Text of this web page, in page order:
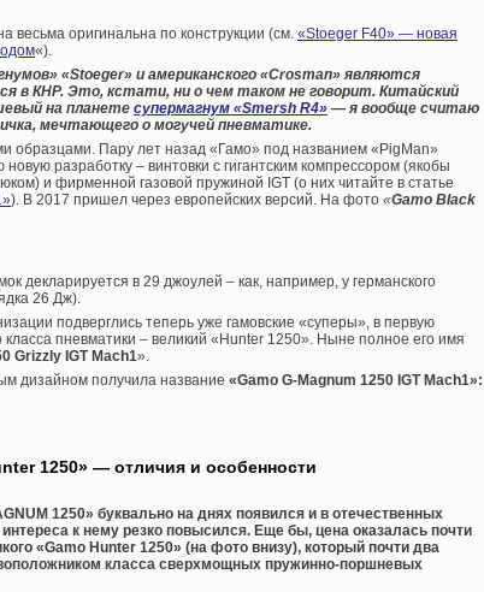
весьма оригинальна по конструкции (см. «Stoeger F40» — новая
«).
«Stoeger» и американского «Crosman» являются
в КНР. Это, кстати, ни о чем таком не говорит. Китайский
на планете супермагнум «Smersh R4» — я вообще считаю
мечтающего о могучей пневматике.
образцами. Пару лет назад «Гамо» под названием «PigMan»
разработку – винтовки с гигантским компрессором (якобы
и фирменной газовой пружиной IGT (о них читайте в статье
). В 2017 пришел через европейских версий. На фото «Gamo Black
декларируется в 29 джоулей – как, например, у германского
26 Дж).
подверглись теперь уже гамовские «суперы», в первую
пневматики – великий «Hunter 1250». Ныне полное его имя
Grizzly IGT Mach1».
дизайном получила название «Gamo G-Magnum 1250 IGT Mach1»:
1250» — отличия и особенности
1250» буквально на днях появился и в отечественных
к нему резко повысился. Еще бы, цена оказалась почти
«Gamo Hunter 1250» (на фото внизу), который почти два
класса сверхмощных пружинно-поршневых